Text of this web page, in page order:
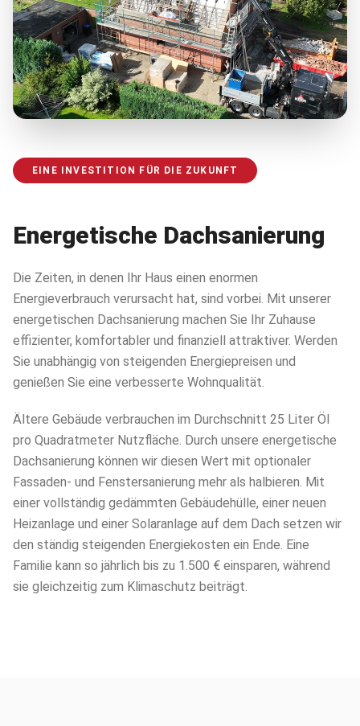
EINE INVESTITION FÜR DIE ZUKUNFT
Energetische Dachsanierung
Die Zeiten, in denen Ihr Haus einen enormen
Energieverbrauch verursacht hat, sind vorbei. Mit unserer
energetischen Dachsanierung machen Sie Ihr Zuhause
effizienter, komfortabler und finanziell attraktiver. Werden
Sie unabhängig von steigenden Energiepreisen und
genießen Sie eine verbesserte Wohnqualität.
Ältere Gebäude verbrauchen im Durchschnitt 25 Liter Öl
pro Quadratmeter Nutzfläche. Durch unsere energetische
Dachsanierung können wir diesen Wert mit optionaler
Fassaden- und Fenstersanierung mehr als halbieren. Mit
einer vollständig gedämmten Gebäudehülle, einer neuen
Heizanlage und einer Solaranlage auf dem Dach setzen wir
den ständig steigenden Energiekosten ein Ende. Eine
Familie kann so jährlich bis zu 1.500 € einsparen, während
sie gleichzeitig zum Klimaschutz beiträgt.